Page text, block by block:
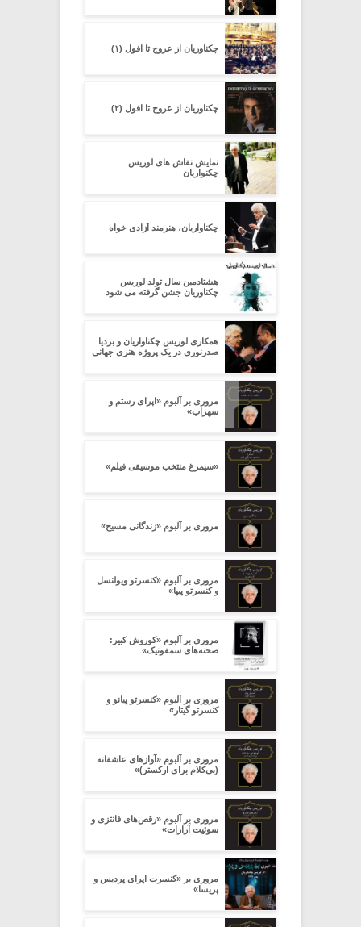
چکناوریان از عروج تا افول (۱)
چکناوریان از عروج تا افول (۲)
نمایش نقاش های لوریس
چکنواریان
چکناواریان، هنرمند آزادی خواه
هشتادمین سال تولد لوریس
چکناوریان جشن گرفته می شود
همکاری لوریس چکناواریان و بردیا
صدرنوری در یک پروژه هنری جهانی
مروری بر آلبوم «اپرای رستم و
سهراب»
«سیمرغ منتخب موسیقی فیلم»
مروری بر آلبوم «زندگانی مسیح»
مروری بر آلبوم «کنسرتو ویولنسل
و کنسرتو پیپا»
مروری بر آلبوم «کوروش کبیر:
صحنه‌های سمفونیک»
مروری بر آلبوم «کنسرتو پیانو و
کنسرتو گیتار»
مروری بر آلبوم «آوازهای عاشقانه
(بی‌کلام برای ارکستر)»
مروری بر آلبوم «رقص‌های فانتزی و
سوئیت آرارات»
مروری بر «کنسرت اپرای پردیس و
پریسا»